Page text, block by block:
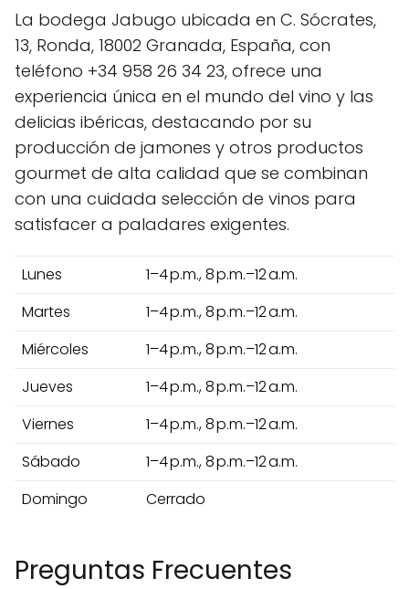
La bodega Jabugo ubicada en C. Sócrates,
13, Ronda, 18002 Granada, España, con
teléfono +34 958 26 34 23, ofrece una
experiencia única en el mundo del vino y las
delicias ibéricas, destacando por su
producción de jamones y otros productos
gourmet de alta calidad que se combinan
con una cuidada selección de vinos para
satisfacer a paladares exigentes.
Lunes
1–4 p.m., 8 p.m.–12 a.m.
Martes
1–4 p.m., 8 p.m.–12 a.m.
Miércoles
1–4 p.m., 8 p.m.–12 a.m.
Jueves
1–4 p.m., 8 p.m.–12 a.m.
Viernes
1–4 p.m., 8 p.m.–12 a.m.
Sábado
1–4 p.m., 8 p.m.–12 a.m.
Domingo
Cerrado
Preguntas Frecuentes